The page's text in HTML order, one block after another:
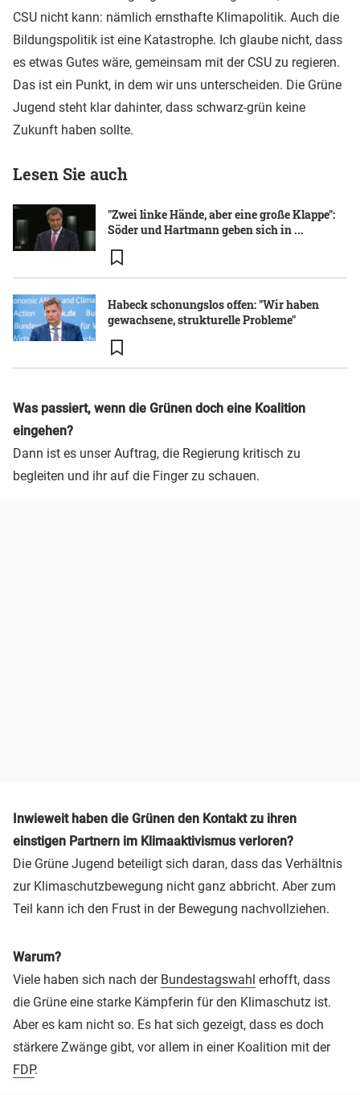
CSU nicht kann: nämlich ernsthafte Klimapolitik. Auch die
Bildungspolitik ist eine Katastrophe. Ich glaube nicht, dass
es etwas Gutes wäre, gemeinsam mit der CSU zu regieren.
Das ist ein Punkt, in dem wir uns unterscheiden. Die Grüne
Jugend steht klar dahinter, dass schwarz-grün keine
Zukunft haben sollte.
Lesen Sie auch
"Zwei linke Hände, aber eine große Klappe":
Söder und Hartmann geben sich in ...
Habeck schonungslos offen: "Wir haben
gewachsene, strukturelle Probleme"
Was passiert, wenn die Grünen doch eine Koalition
eingehen?
Dann ist es unser Auftrag, die Regierung kritisch zu
begleiten und ihr auf die Finger zu schauen.
Inwieweit haben die Grünen den Kontakt zu ihren
einstigen Partnern im Klimaaktivismus verloren?
Die Grüne Jugend beteiligt sich daran, dass das Verhältnis
zur Klimaschutzbewegung nicht ganz abbricht. Aber zum
Teil kann ich den Frust in der Bewegung nachvollziehen.
Warum?
Viele haben sich nach der Bundestagswahl erhofft, dass
die Grüne eine starke Kämpferin für den Klimaschutz ist.
Aber es kam nicht so. Es hat sich gezeigt, dass es doch
stärkere Zwänge gibt, vor allem in einer Koalition mit der
FDP.